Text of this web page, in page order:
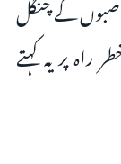
کے چنگل
پر یہ کہتے